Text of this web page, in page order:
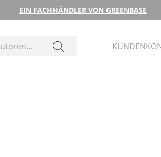
EIN FACHHÄNDLER VON GREENBASE